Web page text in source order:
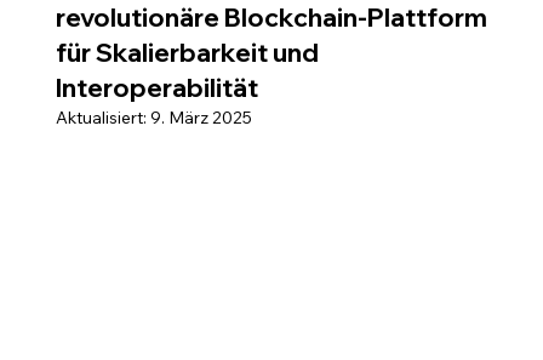
revolutionäre Blockchain-Plattform
für Skalierbarkeit und
Interoperabilität
Aktualisiert: 9. März 2025